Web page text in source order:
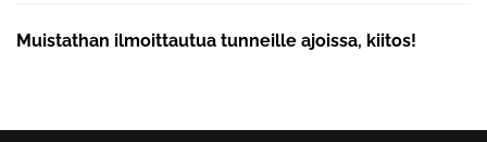
Muistathan ilmoittautua tunneille ajoissa, kiitos!